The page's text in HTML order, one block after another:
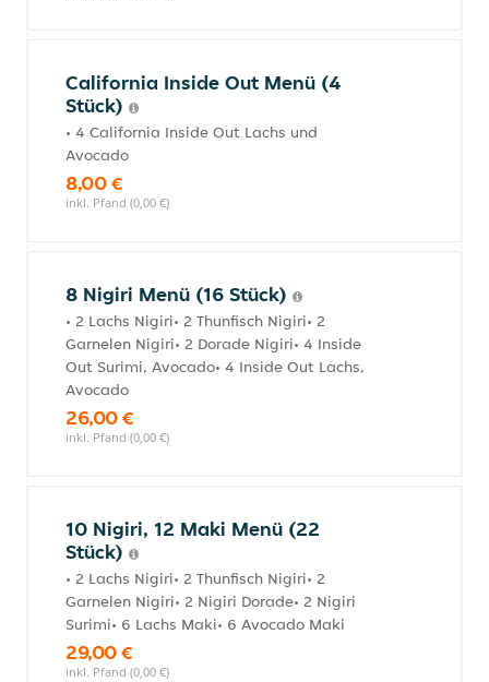
California Inside Out Menü (4
Stück)
• 4 California Inside Out Lachs und
Avocado
8,00 €
inkl. Pfand (0,00 €)
8 Nigiri Menü (16 Stück)
• 2 Lachs Nigiri• 2 Thunfisch Nigiri• 2
Garnelen Nigiri• 2 Dorade Nigiri• 4 Inside
Out Surimi, Avocado• 4 Inside Out Lachs,
Avocado
26,00 €
inkl. Pfand (0,00 €)
10 Nigiri, 12 Maki Menü (22
Stück)
• 2 Lachs Nigiri• 2 Thunfisch Nigiri• 2
Garnelen Nigiri• 2 Nigiri Dorade• 2 Nigiri
Surimi• 6 Lachs Maki• 6 Avocado Maki
29,00 €
inkl. Pfand (0,00 €)